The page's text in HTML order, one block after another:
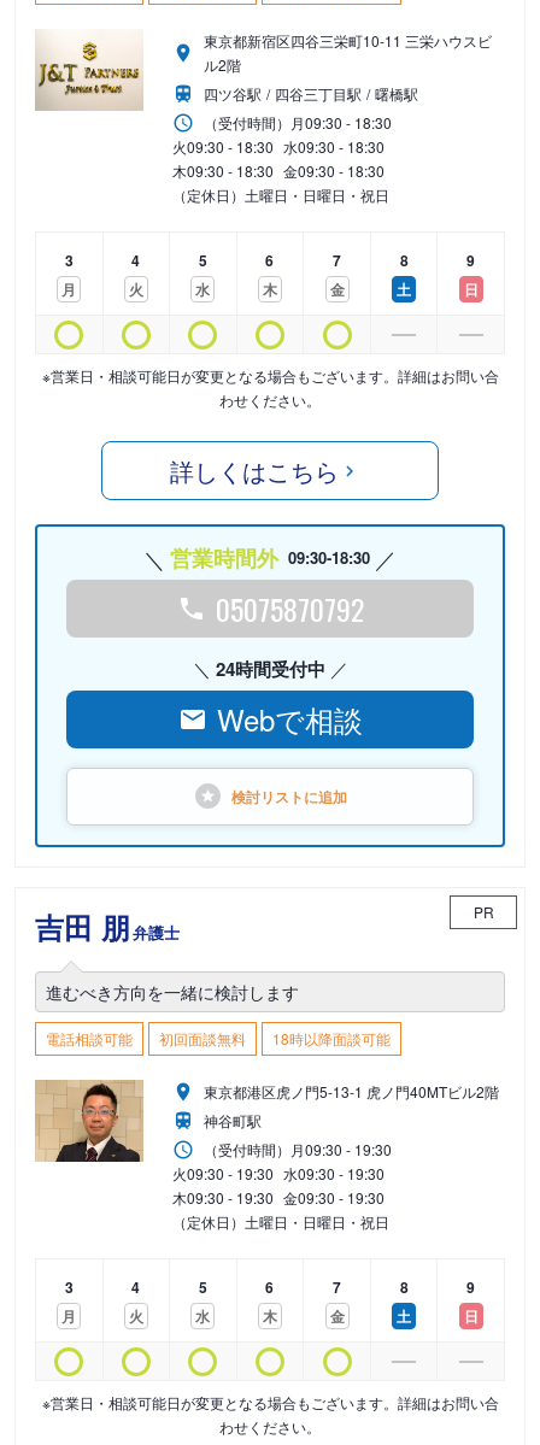
東京都新宿区四谷三栄町10-11 三栄ハウスビ
ル2階
四ツ谷駅
四谷三丁目駅
曙橋駅
（受付時間） 月09:30 - 18:30
火09:30 - 18:30 水09:30 - 18:30
木09:30 - 18:30 金09:30 - 18:30
（定休日）土曜日・日曜日・祝日
3
月
4
火
5
水
6
木
7
金
8
土
9
日
※営業日・相談可能日が変更となる場合もございます。詳細はお問い合
わせください。
詳しくはこちら
営業時間外 09:30-18:30
05075870792
24時間受付中
Webで相談
検討リストに追加
吉田 朋弁護士
PR
進むべき方向を一緒に検討します
電話相談可能 初回面談無料 18時以降面談可能
東京都港区虎ノ門5-13-1 虎ノ門40MTビル2階
神谷町駅
（受付時間） 月09:30 - 19:30
火09:30 - 19:30 水09:30 - 19:30
木09:30 - 19:30 金09:30 - 19:30
（定休日）土曜日・日曜日・祝日
3
月
4
火
5
水
6
木
7
金
8
土
9
日
※営業日・相談可能日が変更となる場合もございます。詳細はお問い合
わせください。